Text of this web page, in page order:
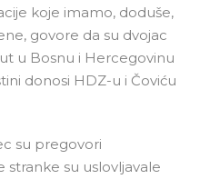
koje imamo, doduše,
govore da su dvojac
u Bosnu i Hercegovinu
donosi HDZ-u i Čoviću
su pregovori
stranke su uslovljavale